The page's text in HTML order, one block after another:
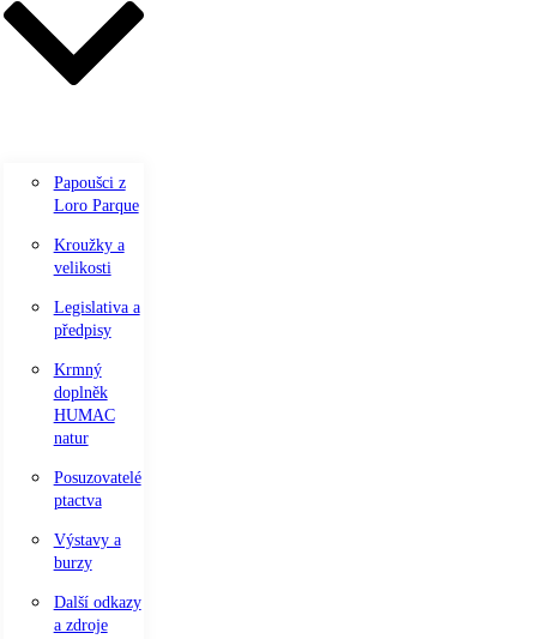
Papoušci z
Loro Parque
Kroužky a
velikosti
Legislativa a
předpisy
Krmný
doplněk
HUMAC
natur
Posuzovatelé
ptactva
Výstavy a
burzy
Další odkazy
a zdroje